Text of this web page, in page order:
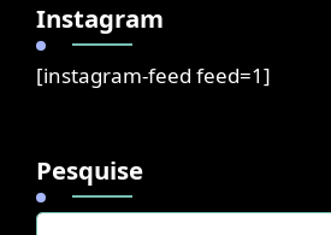
Instagram
[instagram-feed feed=1]
Pesquise